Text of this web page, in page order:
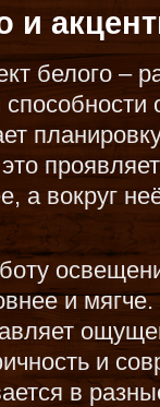
и
белого –
а вокруг
и
и
в